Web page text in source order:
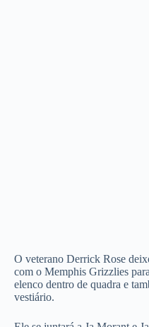
O veterano Derrick Rose
com o Memphis Grizzlies
elenco dentro de quadra e
vestiário.